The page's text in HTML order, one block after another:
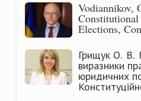
Vodiannikov,
Elections,
Грищук О. В.
виразники
юридичних